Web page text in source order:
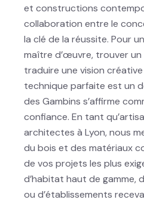
et constructions
collaboration entre le
la clé de la réussite. Pour
maître d’œuvre, trouver
traduire une vision
technique parfaite est un
des Gambins s’affirme
confiance. En tant
architectes à Lyon, nous
du bois et des matériaux
de vos projets les plus
d’habitat haut de gamme,
ou d’établissements